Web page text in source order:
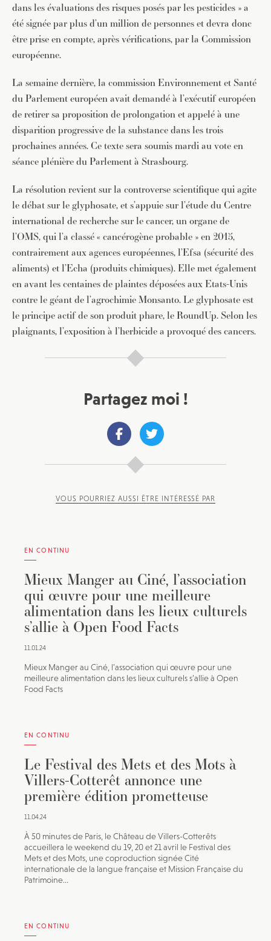
dans les évaluations des risques posés par les pesticides » a
été signée par plus d’un million de personnes et devra donc
être prise en compte, après vérifications, par la Commission
européenne.
La semaine dernière, la commission Environnement et Santé
du Parlement européen avait demandé à l’exécutif européen
de retirer sa proposition de prolongation et appelé à une
disparition progressive de la substance dans les trois
prochaines années. Ce texte sera soumis mardi au vote en
séance plénière du Parlement à Strasbourg.
La résolution revient sur la controverse scientifique qui agite
le débat sur le glyphosate, et s’appuie sur l’étude du Centre
international de recherche sur le cancer, un organe de
l’OMS, qui l’a classé « cancérogène probable » en 2015,
contrairement aux agences européennes, l’Efsa (sécurité des
aliments) et l’Echa (produits chimiques). Elle met également
en avant les centaines de plaintes déposées aux Etats-Unis
contre le géant de l’agrochimie Monsanto. Le glyphosate est
le principe actif de son produit phare, le RoundUp. Selon les
plaignants, l’exposition à l’herbicide a provoqué des cancers.
Partagez moi !
VOUS POURRIEZ AUSSI ÊTRE INTÉRESSÉ PAR
EN CONTINU
Mieux Manger au Ciné, l’association
qui œuvre pour une meilleure
alimentation dans les lieux culturels
s’allie à Open Food Facts
11.01.24
Mieux Manger au Ciné, l’association qui œuvre pour une
meilleure alimentation dans les lieux culturels s’allie à Open
Food Facts
EN CONTINU
Le Festival des Mets et des Mots à
Villers-Cotterêt annonce une
première édition prometteuse
11.04.24
À 50 minutes de Paris, le Château de Villers-Cotterêts
accueillera le weekend du 19, 20 et 21 avril le Festival des
Mets et des Mots, une coproduction signée Cité
internationale de la langue française et Mission Française du
Patrimoine...
EN CONTINU